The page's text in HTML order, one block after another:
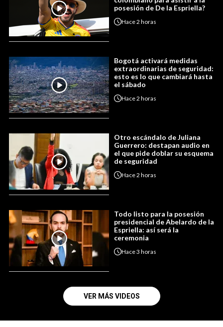
posesión de De la Espriella?
Hace2 horas
Bogotá activará medidas
extraordinarias de seguridad:
esto es lo que cambiará hasta
el sábado
Hace2 horas
Otro escándalo de Juliana
Guerrero: destapan audio en
el que pide doblar su esquema
de seguridad
Hace2 horas
Todo listo para la posesión
presidencial de Abelardo de la
Espriella: así será la
ceremonia
Hace3 horas
VER MÁS VIDEOS